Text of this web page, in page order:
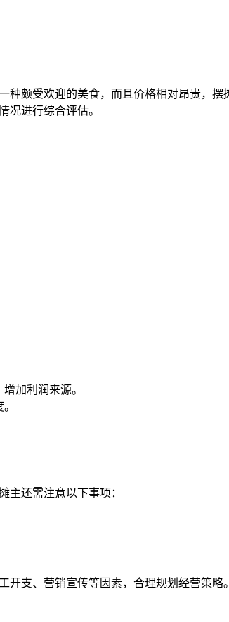
颇受欢迎的美食，而且价格相对昂贵，
况进行综合评估。
加利润来源。
主还需注意以下事项：
支、营销宣传等因素，合理规划经营策